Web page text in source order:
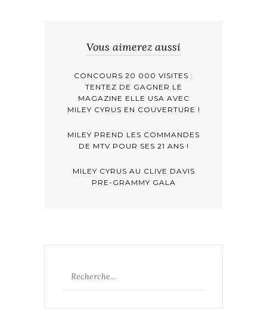
Vous aimerez aussi
CONCOURS 20 000 VISITES :
TENTEZ DE GAGNER LE
MAGAZINE ELLE USA AVEC
MILEY CYRUS EN COUVERTURE !
MILEY PREND LES COMMANDES
DE MTV POUR SES 21 ANS !
MILEY CYRUS AU CLIVE DAVIS
PRE-GRAMMY GALA